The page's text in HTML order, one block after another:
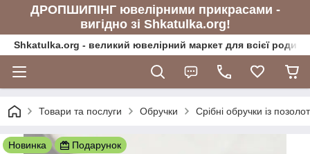
ДРОПШИПІНГ ювелірними прикрасами -
вигідно зі Shkatulka.org!
Shkatulka.org - великий ювелірний маркет для всієї
Товари та послуги Обручки Срібні обручки із
Новинка Подарунок